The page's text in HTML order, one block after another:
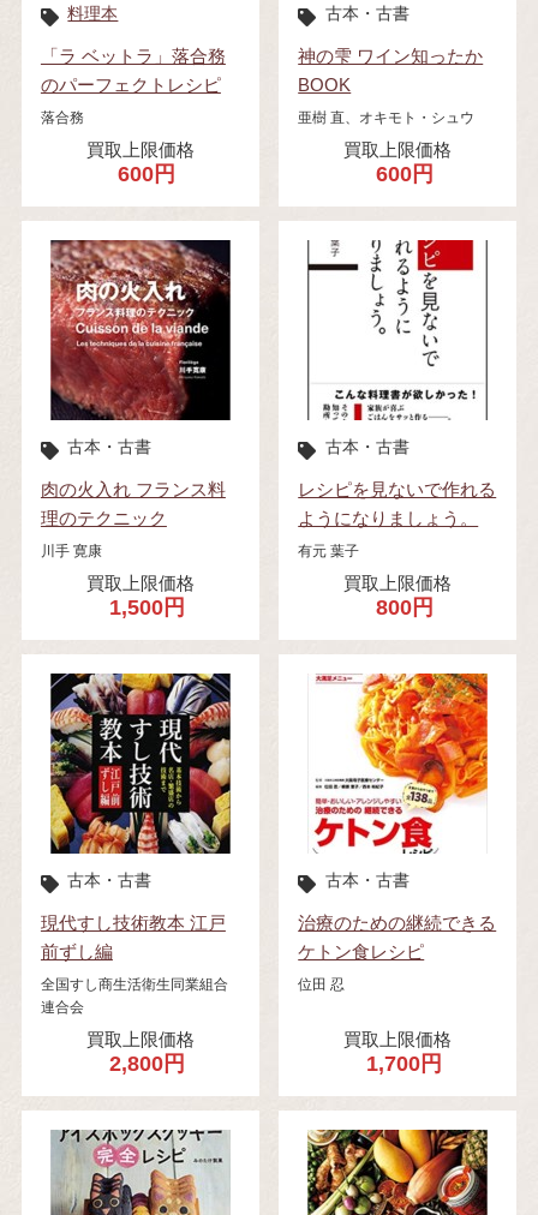
料理本
「ラ ベットラ」落合務
のパーフェクトレシピ
落合務
買取上限価格
600円
古本・古書
神の雫 ワイン知ったか
BOOK
亜樹 直、オキモト・シュウ
買取上限価格
600円
古本・古書
肉の火入れ フランス料
理のテクニック
川手 寛康
買取上限価格
1,500円
古本・古書
レシピを見ないで作れる
ようになりましょう。
有元 葉子
買取上限価格
800円
古本・古書
現代すし技術教本 江戸
前ずし編
全国すし商生活衛生同業組合
連合会
買取上限価格
2,800円
古本・古書
治療のための継続できる
ケトン食レシピ
位田 忍
買取上限価格
1,700円